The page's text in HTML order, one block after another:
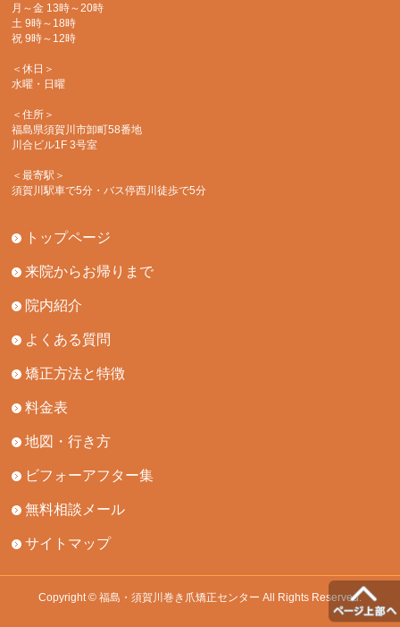
月～金 13時～20時
土 9時～18時
祝 9時～12時
＜休日＞
水曜・日曜
＜住所＞
福島県須賀川市卸町58番地
川合ビル1F 3号室
＜最寄駅＞
須賀川駅車で5分・バス停西川徒歩で5分
トップページ
来院からお帰りまで
院内紹介
よくある質問
矯正方法と特徴
料金表
地図・行き方
ビフォーアフター集
無料相談メール
サイトマップ
Copyright © 福島・須賀川巻き爪矯正センター All Rights Reserved.